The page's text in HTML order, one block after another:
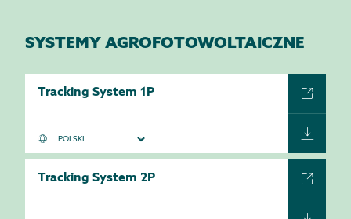
SYSTEMY AGROFOTOWOLTAICZNE
Tracking System 1P
Tracking System 2P